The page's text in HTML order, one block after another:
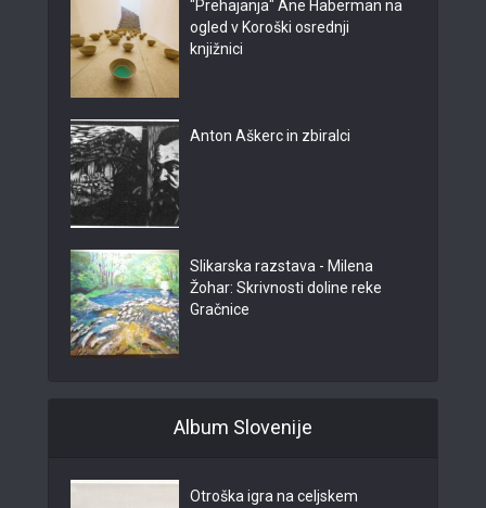
"Prehajanja" Ane Haberman na
ogled v Koroški osrednji
knjižnici
Anton Aškerc in zbiralci
Slikarska razstava - Milena
Žohar: Skrivnosti doline reke
Gračnice
Album Slovenije
Otroška igra na celjskem